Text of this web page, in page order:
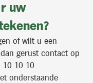
uw
of wilt u een
gerust contact op
10 10.
onderstaande